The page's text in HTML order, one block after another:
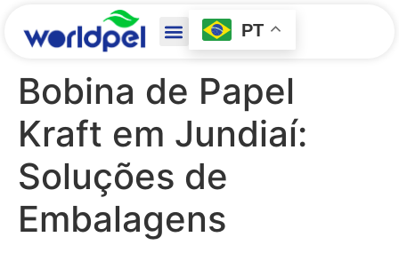
PT
Bobina de Papel
Kraft em Jundiaí:
Soluções de
Embalagens